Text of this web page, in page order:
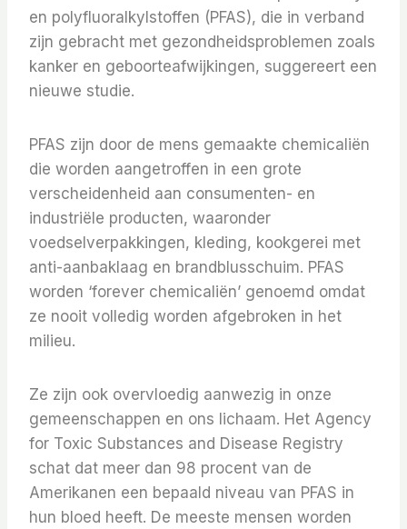
en polyfluoralkylstoffen (PFAS), die in verband
zijn gebracht met gezondheidsproblemen zoals
kanker en geboorteafwijkingen, suggereert een
nieuwe studie.
PFAS zijn door de mens gemaakte chemicaliën
die worden aangetroffen in een grote
verscheidenheid aan consumenten- en
industriële producten, waaronder
voedselverpakkingen, kleding, kookgerei met
anti-aanbaklaag en brandblusschuim. PFAS
worden ‘forever chemicaliën’ genoemd omdat
ze nooit volledig worden afgebroken in het
milieu.
Ze zijn ook overvloedig aanwezig in onze
gemeenschappen en ons lichaam. Het Agency
for Toxic Substances and Disease Registry
schat dat meer dan 98 procent van de
Amerikanen een bepaald niveau van PFAS in
hun bloed heeft. De meeste mensen worden